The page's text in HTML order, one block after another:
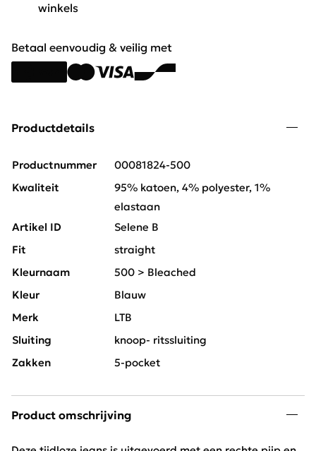
winkels
Betaal eenvoudig & veilig met
Productdetails
Productnummer
00081824-500
Kwaliteit
95% katoen, 4% polyester, 1%
elastaan
Artikel ID
Selene B
Fit
straight
Kleurnaam
500 > Bleached
Kleur
Blauw
Merk
LTB
Sluiting
knoop- ritssluiting
Zakken
5-pocket
Product omschrijving